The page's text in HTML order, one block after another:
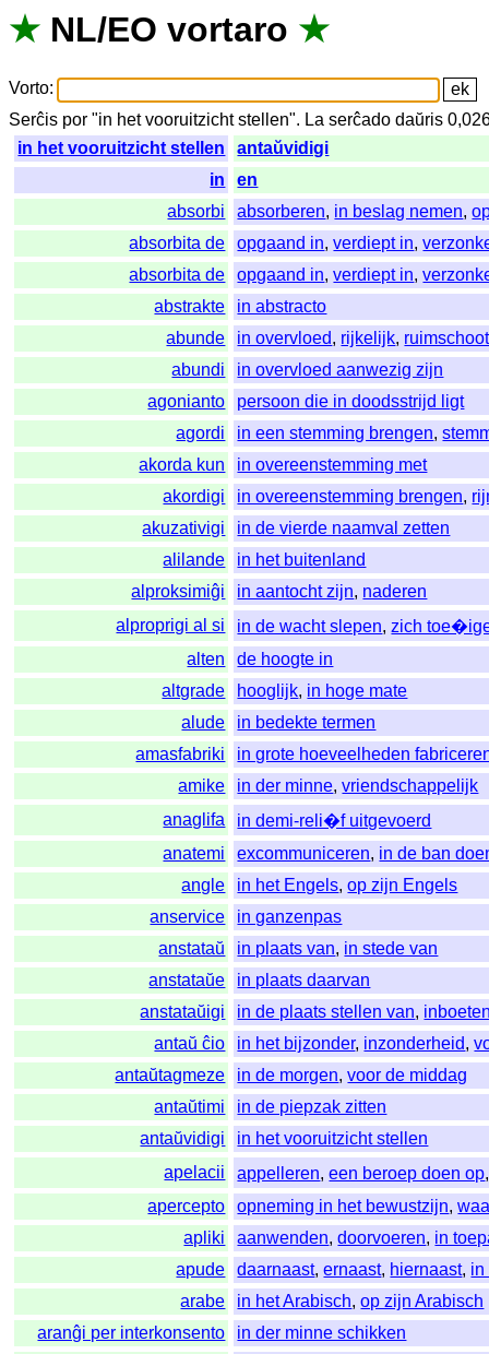
★ NL/EO vortaro ★
Vorto:
Serĉis por "in het vooruitzicht stellen". La serĉado daŭris
in het vooruitzicht stellen
antaŭvidigi
in
en
absorbi
absorberen, in beslag nemen,
absorbita de
opgaand in,verdiept in,
absorbita de
opgaand in,verdiept in,
abstrakte
in abstracto
abunde
in overvloed, rijkelijk,
abundi
in overvloed aanwezig zijn
agonianto
persoon die in doodsstrijd ligt
agordi
in een stemming brengen,
akorda kun
in overeenstemming met
akordigi
in overeenstemming brengen,
akuzativigi
in de vierde naamval zetten
alilande
in het buitenland
alproksimiĝi
in aantocht zijn, naderen
alproprigi al si
in de wacht slepen,zich
alten
de hoogte in
altgrade
hooglijk, in hoge mate
alude
in bedekte termen
amasfabriki
in grote hoeveelheden
amike
in der minne,vriendschappelijk
anaglifa
in demi-reli�f uitgevoerd
anatemi
excommuniceren, in de ban
angle
in het Engels,op zijn Engels
anservice
in ganzenpas
anstataŭ
in plaats van, in stede van
anstataŭe
in plaats daarvan
anstataŭigi
in de plaats stellen van,
antaŭ ĉio
in het bijzonder, inzonderheid,
antaŭtagmeze
in de morgen,voor de middag
antaŭtimi
in de piepzak zitten
antaŭvidigi
in het vooruitzicht stellen
apelacii
appelleren,een beroep doen op
apercepto
opneming in het bewustzijn,
apliki
aanwenden,doorvoeren, in
apude
daarnaast,ernaast, hiernaast, in
arabe
in het Arabisch,op zijn Arabisch
aranĝi per interkonsento
in der minne schikken